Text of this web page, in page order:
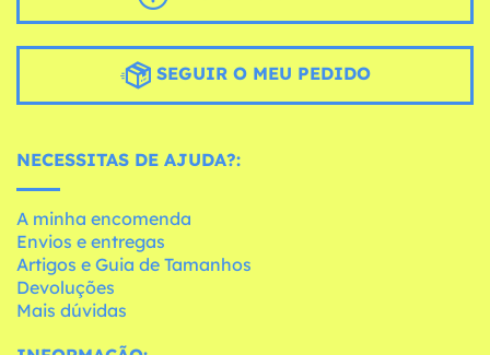
SEGUIR O MEU PEDIDO
NECESSITAS DE AJUDA?:
A minha encomenda
Envios e entregas
Artigos e Guia de Tamanhos
Devoluções
Mais dúvidas